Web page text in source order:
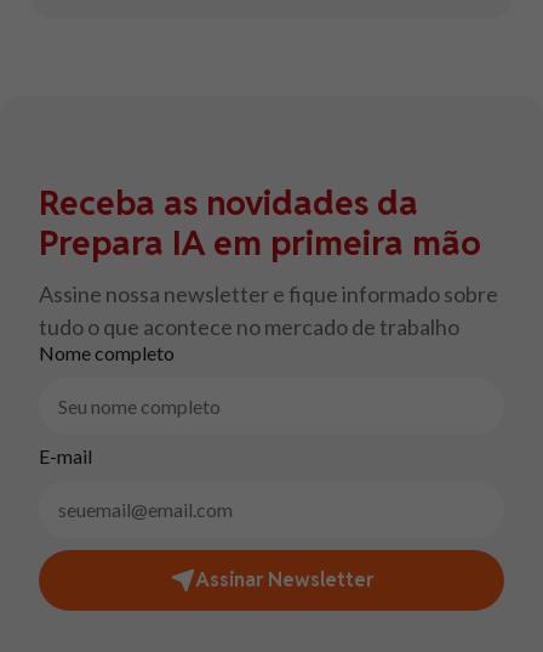
Receba as novidades da
Prepara IA em primeira mão
Assine nossa newsletter e fique informado sobre
tudo o que acontece no mercado de trabalho
Nome completo
E-mail
Assinar Newsletter